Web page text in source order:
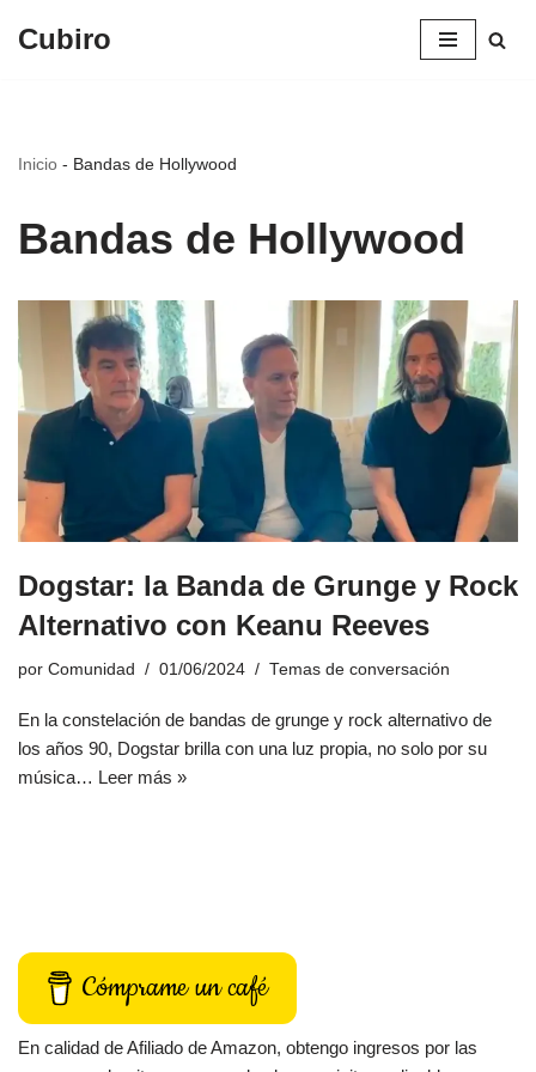
Cubiro
Inicio - Bandas de Hollywood
Bandas de Hollywood
Dogstar: la Banda de Grunge y Rock
Alternativo con Keanu Reeves
por Comunidad 01/06/2024 Temas de conversación
En la constelación de bandas de grunge y rock alternativo de
los años 90, Dogstar brilla con una luz propia, no solo por su
música… Leer más »
Cómprame un café
En calidad de Afiliado de Amazon, obtengo ingresos por las